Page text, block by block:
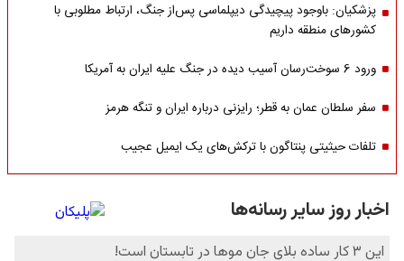
پزشکیان: باوجود پیچیدگی دیپلماسی پس‌از جنگ، ارتباط مطلوبی با
کشورهای منطقه داریم
ورود 6 سوخت‌رسان آسیب دیده در جنگ علیه ایران به آمریکا
سفر سلطان عمان به قطر؛ رایزنی درباره ایران و تنگه هرمز
تلفات حیثیتی پنتاگون با ترکش‌های یک ایمیل عجیب